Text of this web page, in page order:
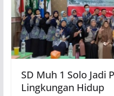
SD Muh 1 Solo Jadi
Lingkungan Hidup